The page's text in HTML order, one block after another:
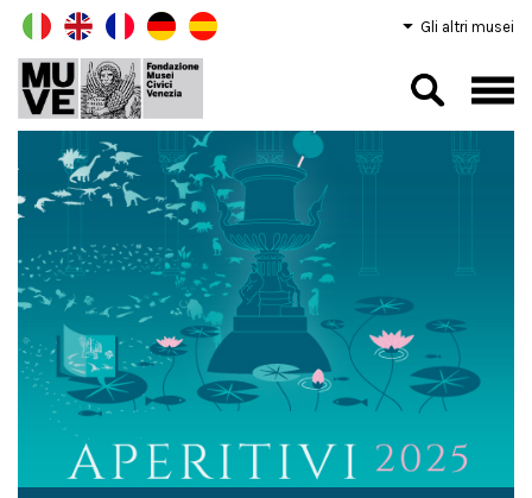
Gli altri musei